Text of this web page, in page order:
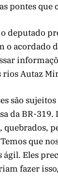
pontes que
deputado
o acordado
rios Autaz
são
da BR-319.
quebrados,
que
ágil. Eles
fazer